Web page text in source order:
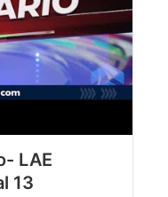
LAE
13